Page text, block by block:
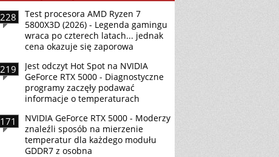
228
Test procesora AMD Ryzen 7
5800X3D (2026) - Legenda gamingu
wraca po czterech latach... jednak
cena okazuje się zaporowa
219
Jest odczyt Hot Spot na NVIDIA
GeForce RTX 5000 - Diagnostyczne
programy zaczęły podawać
informacje o temperaturach
171
NVIDIA GeForce RTX 5000 - Moderzy
znaleźli sposób na mierzenie
temperatur dla każdego modułu
GDDR7 z osobna